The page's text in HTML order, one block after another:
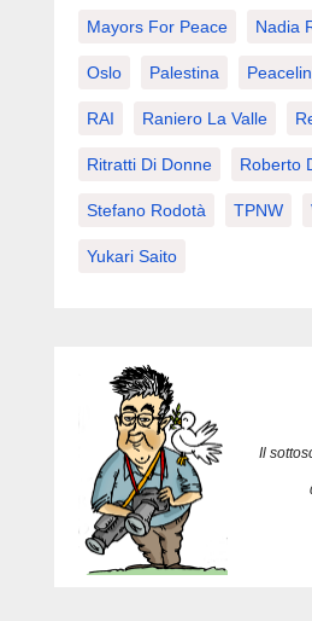
Mayors For Peace Nadia
Oslo Palestina
RAI Raniero La Valle
Ritratti Di Donne Roberto
Stefano Rodotà TPNW
Yukari Saito
Il